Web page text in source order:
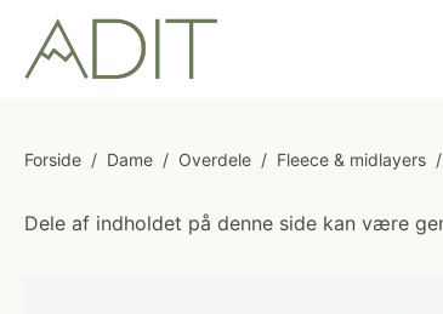
Forside / Dame / Overdele / Fleece & midlayers /
Dele af indholdet på denne side kan være